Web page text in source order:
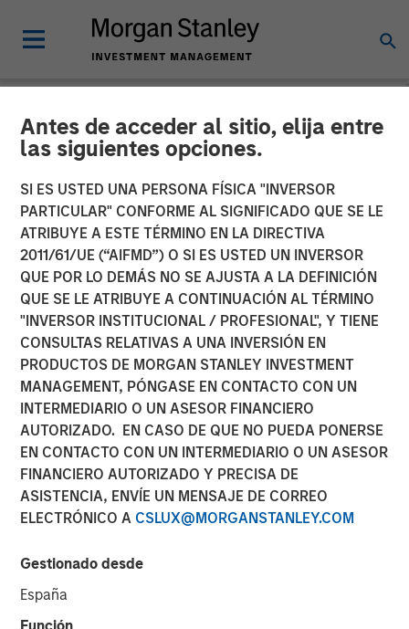
Antes de acceder al sitio, elija entre
las siguientes opciones.
SI ES USTED UNA PERSONA FÍSICA "INVERSOR
PARTICULAR" CONFORME AL SIGNIFICADO QUE SE LE
ATRIBUYE A ESTE TÉRMINO EN LA DIRECTIVA
2011/61/UE (“AIFMD”) O SI ES USTED UN INVERSOR
QUE POR LO DEMÁS NO SE AJUSTA A LA DEFINICIÓN
QUE SE LE ATRIBUYE A CONTINUACIÓN AL TÉRMINO
"INVERSOR INSTITUCIONAL / PROFESIONAL", Y TIENE
CONSULTAS RELATIVAS A UNA INVERSIÓN EN
PRODUCTOS DE MORGAN STANLEY INVESTMENT
MANAGEMENT, PÓNGASE EN CONTACTO CON UN
INTERMEDIARIO O UN ASESOR FINANCIERO
AUTORIZADO. EN CASO DE QUE NO PUEDA PONERSE
EN CONTACTO CON UN INTERMEDIARIO O UN ASESOR
FINANCIERO AUTORIZADO Y PRECISA DE
ASISTENCIA, ENVÍE UN MENSAJE DE CORREO
ELECTRÓNICO A CSLUX@MORGANSTANLEY.COM
Gestionado desde
España
NEWSROOM
MSIM Expands Loan
Business with Pricing of
$400M Morgan Stanley
Eaton Vance CLO 2025-21
Ltd.
22 ABRIL 2025
Attractive market conditions and robust interest for tier-1
collateral manager profile underpinned strong
Morgan Stanley Investment Management (MSIM), a global